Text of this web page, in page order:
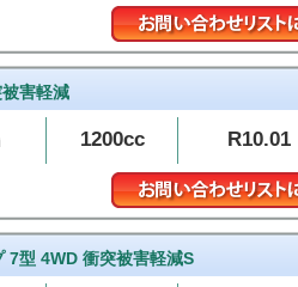
害軽減
1200cc R10.01
7型 4WD 衝突被害軽減S